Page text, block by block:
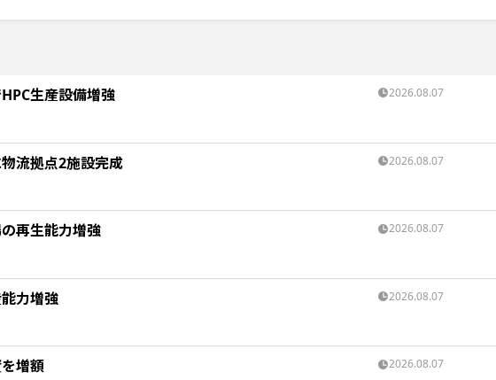
生産設備増強 2026.08.07
流拠点2施設完成 2026.08.07
再生能力増強 2026.08.07
力増強 2026.08.07
増額 2026.08.07